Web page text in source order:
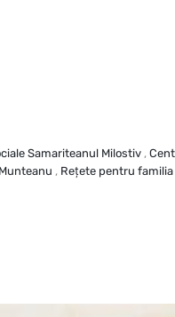
Samariteanul Milostiv ,
, Reţete pentru